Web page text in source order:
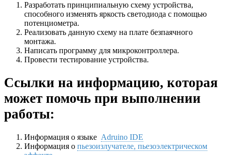
Разработать принципиальную схему устройства,
способного изменять яркость светодиода с помощью
потенциометра.
Реализовать данную схему на плате безпаячного
монтажа.
Написать программу для микроконтроллера.
Провести тестирование устройства.
Ссылки на информацию, которая
может помочь при выполнении
работы:
Информация о языке Adruino IDE
Информация о пьезоизлучателе, пьезоэлектрическом